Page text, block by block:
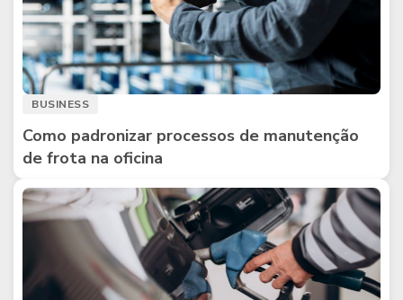
BUSINESS
Como padronizar processos de manutenção
de frota na oficina